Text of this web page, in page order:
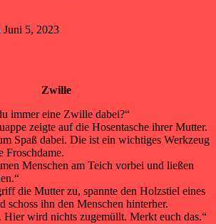
Juni 5, 2023
Zwille
immer eine Zwille dabei?“
zeigte auf die Hosentasche ihrer Mutter.
Spaß dabei. Die ist ein wichtiges Werkzeug
Froschdame.
Menschen am Teich vorbei und ließen
die Mutter zu, spannte den Holzstiel eines
schoss ihn den Menschen hinterher.
Hier wird nichts zugemüllt. Merkt euch das.“